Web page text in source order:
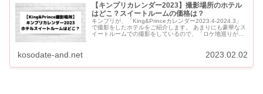
【キンプリカレンダー2023】撮影場所のホテル
はどこ？スイートルームの価格は？
キンプリが、「King&Princeカレンダー2023.4-2024.3」
で撮影をしたホテルをご紹介します。 あまりにも豪華なス
イートルームでの撮影をしているので、「ロケ地巡りがで
kosodate-and.net 2023.02.02